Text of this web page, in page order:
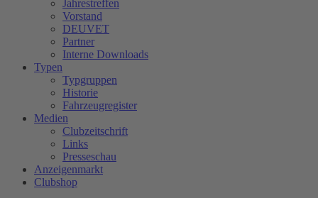
Jahrestreffen
Vorstand
DEUVET
Partner
Interne Downloads
Typen
Typgruppen
Historie
Fahrzeugregister
Medien
Clubzeitschrift
Links
Presseschau
Anzeigenmarkt
Clubshop